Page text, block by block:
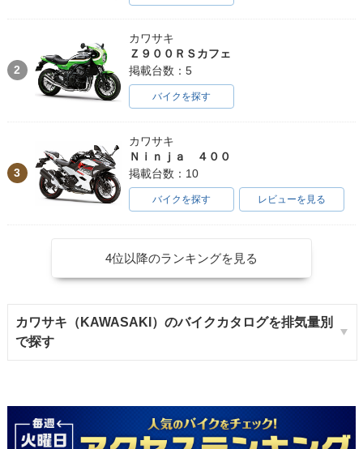
2
カワサキ
Ｚ９００ＲＳカフェ
掲載台数：5
バイクを探す
3
カワサキ
Ｎｉｎｊａ ４００
掲載台数：10
バイクを探す レビューを見る
4位以降のランキングを見る
カワサキ（KAWASAKI）のバイクカタログを排気量別
で探す